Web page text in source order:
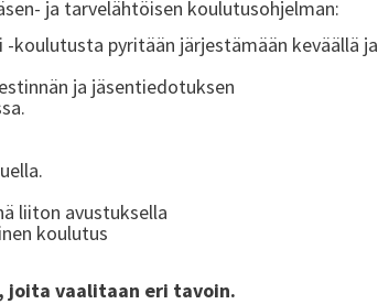
ja tarvelähtöisen koulutusohjelman:
koulutusta pyritään järjestämään keväällä ja
ja jäsentiedotuksen
liiton avustuksella
koulutus
joita vaalitaan eri tavoin.